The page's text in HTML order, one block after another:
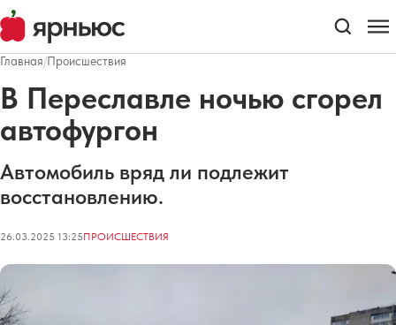
Главная/Происшествия
В Переславле ночью сгорел
автофургон
Автомобиль вряд ли подлежит
восстановлению.
26.03.2025 13:25ПРОИСШЕСТВИЯ